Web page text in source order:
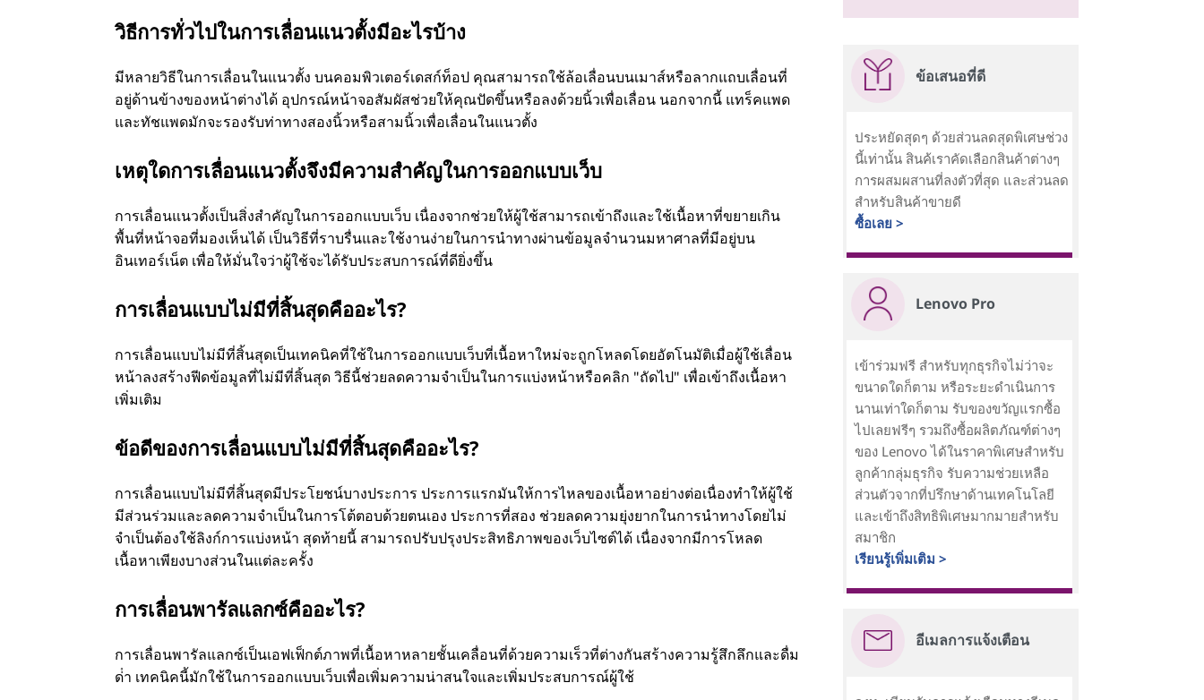
วิธีการทั่วไปในการเลื่อนแนวตั้งมีอะไรบ้าง
มีหลายวิธีในการเลื่อนในแนวตั้ง บนคอมพิวเตอร์เดสก์ท็อป คุณสามารถใช้ล้อเลื่อนบนเมาส์หรือลากแถบเลื่อนที่
อยู่ด้านข้างของหน้าต่างได้ อุปกรณ์หน้าจอสัมผัสช่วยให้คุณปัดขึ้นหรือลงด้วยนิ้วเพื่อเลื่อน นอกจากนี้ แทร็คแพด
และทัชแพดมักจะรองรับท่าทางสองนิ้วหรือสามนิ้วเพื่อเลื่อนในแนวตั้ง
เหตุใดการเลื่อนแนวตั้งจึงมีความสําคัญในการออกแบบเว็บ
การเลื่อนแนวตั้งเป็นสิ่งสําคัญในการออกแบบเว็บ เนื่องจากช่วยให้ผู้ใช้สามารถเข้าถึงและใช้เนื้อหาที่ขยายเกิน
พื้นที่หน้าจอที่มองเห็นได้ เป็นวิธีที่ราบรื่นและใช้งานง่ายในการนําทางผ่านข้อมูลจํานวนมหาศาลที่มีอยู่บน
อินเทอร์เน็ต เพื่อให้มั่นใจว่าผู้ใช้จะได้รับประสบการณ์ที่ดียิ่งขึ้น
การเลื่อนแบบไม่มีที่สิ้นสุดคืออะไร?
การเลื่อนแบบไม่มีที่สิ้นสุดเป็นเทคนิคที่ใช้ในการออกแบบเว็บที่เนื้อหาใหม่จะถูกโหลดโดยอัตโนมัติเมื่อผู้ใช้เลื่อน
หน้าลงสร้างฟีดข้อมูลที่ไม่มีที่สิ้นสุด วิธีนี้ช่วยลดความจําเป็นในการแบ่งหน้าหรือคลิก "ถัดไป" เพื่อเข้าถึงเนื้อหา
เพิ่มเติม
ข้อดีของการเลื่อนแบบไม่มีที่สิ้นสุดคืออะไร?
การเลื่อนแบบไม่มีที่สิ้นสุดมีประโยชน์บางประการ ประการแรกมันให้การไหลของเนื้อหาอย่างต่อเนื่องทําให้ผู้ใช้
มีส่วนร่วมและลดความจําเป็นในการโต้ตอบด้วยตนเอง ประการที่สอง ช่วยลดความยุ่งยากในการนําทางโดยไม่
จําเป็นต้องใช้ลิงก์การแบ่งหน้า สุดท้ายนี้ สามารถปรับปรุงประสิทธิภาพของเว็บไซต์ได้ เนื่องจากมีการโหลด
เนื้อหาเพียงบางส่วนในแต่ละครั้ง
การเลื่อนพารัลแลกซ์คืออะไร?
การเลื่อนพารัลแลกซ์เป็นเอฟเฟ็กต์ภาพที่เนื้อหาหลายชั้นเคลื่อนที่ด้วยความเร็วที่ต่างกันสร้างความรู้สึกลึกและดื่ม
ด่ํา เทคนิคนี้มักใช้ในการออกแบบเว็บเพื่อเพิ่มความน่าสนใจและเพิ่มประสบการณ์ผู้ใช้
ข้อเสนอที่ดี
ประหยัดสุดๆ ด้วยส่วนลดสุดพิเศษช่วง
นี้เท่านั้น สินค้เราคัดเลือกสินค้าต่างๆ
การผสมผสานที่ลงตัวที่สุด และส่วนลด
สำหรับสินค้าขายดี
ซื้อเลย >
Lenovo Pro
เข้าร่วมฟรี สำหรับทุกธุรกิจไม่ว่าจะ
ขนาดใดก็ตาม หรือระยะดำเนินการ
นานเท่าใดก็ตาม รับของขวัญแรกซื้อ
ไปเลยฟรีๆ รวมถึงซื้อผลิตภัณฑ์ต่างๆ
ของ Lenovo ได้ในราคาพิเศษสำหรับ
ลูกค้ากลุ่มธุรกิจ รับความช่วยเหลือ
ส่วนตัวจากที่ปรึกษาด้านเทคโนโลยี
และเข้าถึงสิทธิพิเศษมากมายสำหรับ
สมาชิก
เรียนรู้เพิ่มเติม >
อีเมลการแจ้งเตือน